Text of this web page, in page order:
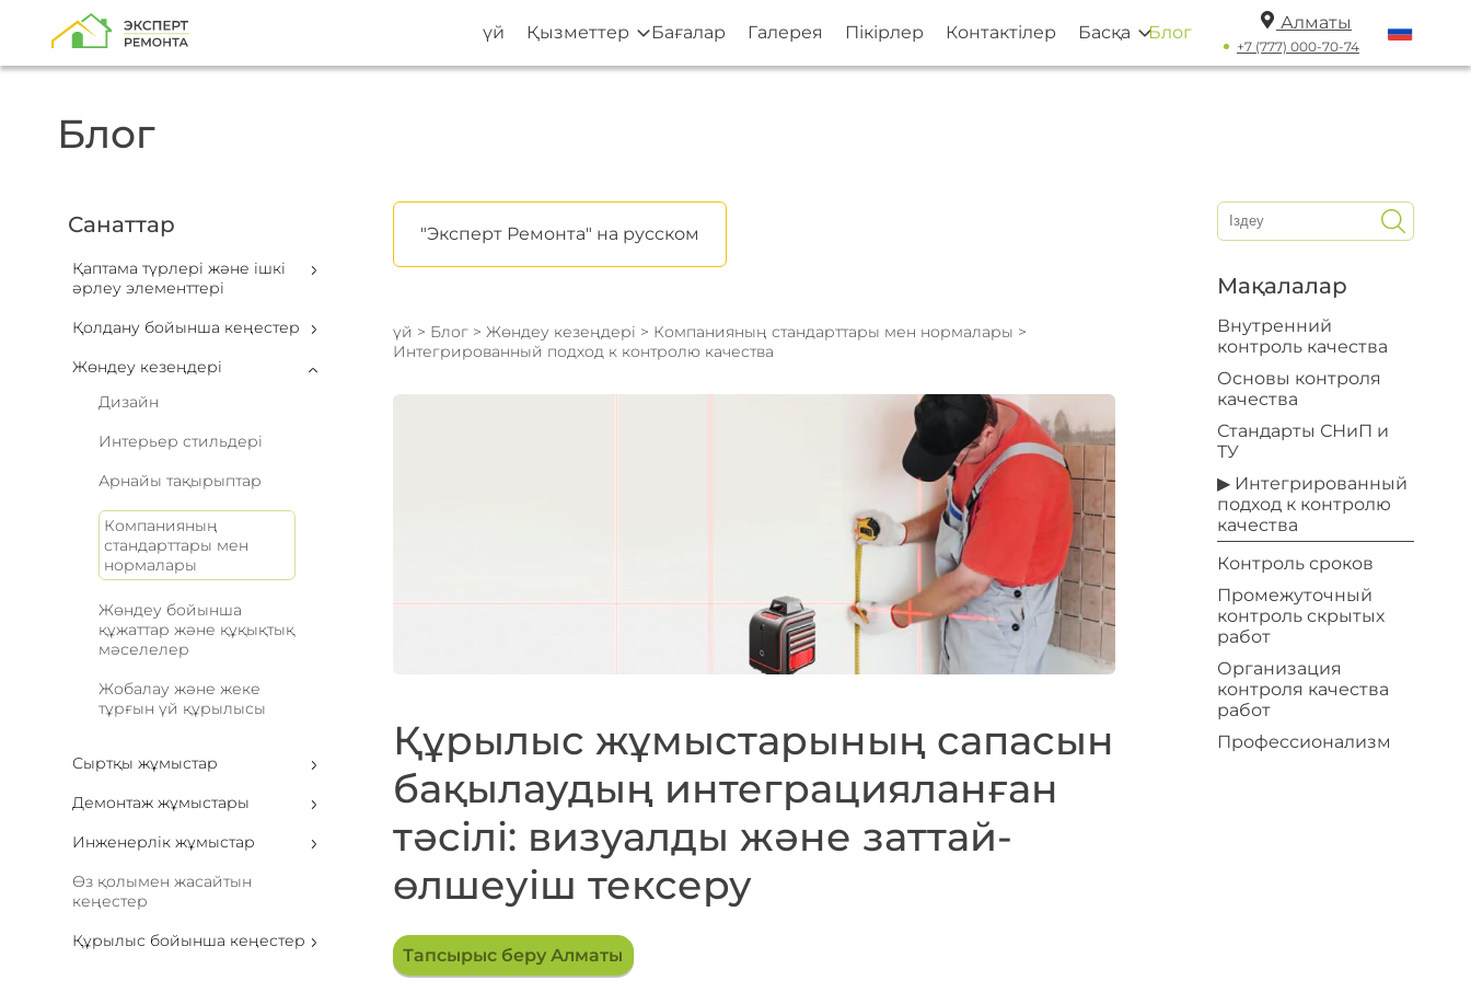
үй Қызметтер Бағалар Галерея Пікірлер Контактілер Басқа Блог Алматы
+7 (777) 000-70-74
Блог
Санаттар
Қаптама түрлері және ішкі
әрлеу элементтері
Қолдану бойынша кеңестер
Жөндеу кезеңдері
Дизайн
Интерьер стильдері
Арнайы тақырыптар
Компанияның
стандарттары мен
нормалары
Жөндеу бойынша
құжаттар және құқықтық
мәселелер
Жобалау және жеке
тұрғын үй құрылысы
Сыртқы жұмыстар
Демонтаж жұмыстары
Инженерлік жұмыстар
Өз қолымен жасайтын
кеңестер
Құрылыс бойынша кеңестер
"Эксперт Ремонта" на русском
үй > Блог> Жөндеу кезеңдері > Компанияның стандарттары мен нормалары >
Интегрированный подход к контролю качества
Құрылыс жұмыстарының сапасын
бақылаудың интеграцияланған
тәсілі: визуалды және заттай-
өлшеуіш тексеру
Тапсырыс беру Алматы
Мақалалар
Внутренний
контроль качества
Основы контроля
качества
Стандарты СНиП и
ТУ
▶ Интегрированный
подход к контролю
качества
Контроль сроков
Промежуточный
контроль скрытых
работ
Организация
контроля качества
работ
Профессионализм